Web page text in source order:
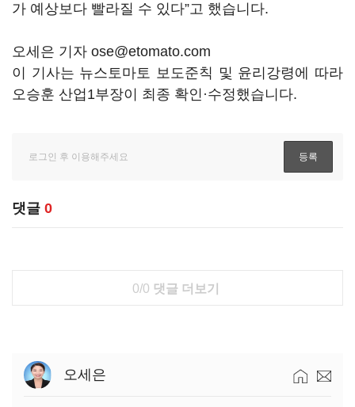
가 예상보다 빨라질 수 있다”고 했습니다.
오세은 기자 ose@etomato.com
이 기사는 뉴스토마토 보도준칙 및 윤리강령에 따라
오승훈 산업1부장이 최종 확인·수정했습니다.
댓글 0
0/0 댓글 더보기
오세은